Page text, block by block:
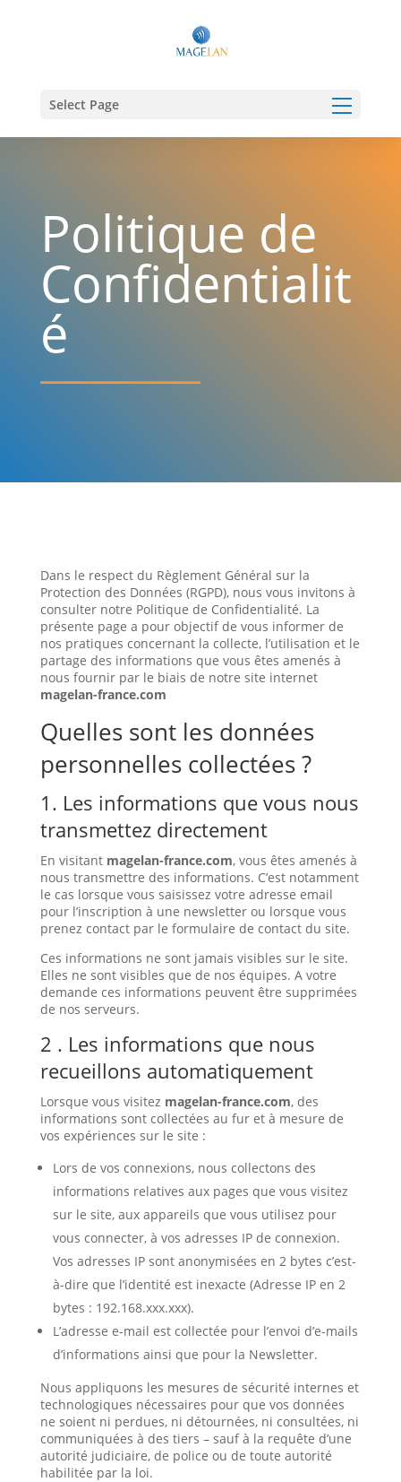
Select Page
Politique de
Confidentialit
é
Dans le respect du Règlement Général sur la
Protection des Données (RGPD), nous vous invitons à
consulter notre Politique de Confidentialité. La
présente page a pour objectif de vous informer de
nos pratiques concernant la collecte, l’utilisation et le
partage des informations que vous êtes amenés à
nous fournir par le biais de notre site internet
magelan-france.com
Quelles sont les données
personnelles collectées ?
1. Les informations que vous nous
transmettez directement
En visitant magelan-france.com, vous êtes amenés à
nous transmettre des informations. C’est notamment
le cas lorsque vous saisissez votre adresse email
pour l’inscription à une newsletter ou lorsque vous
prenez contact par le formulaire de contact du site.
Ces informations ne sont jamais visibles sur le site.
Elles ne sont visibles que de nos équipes. A votre
demande ces informations peuvent être supprimées
de nos serveurs.
2 . Les informations que nous
recueillons automatiquement
Lorsque vous visitez magelan-france.com, des
informations sont collectées au fur et à mesure de
vos expériences sur le site :
Lors de vos connexions, nous collectons des
informations relatives aux pages que vous visitez
sur le site, aux appareils que vous utilisez pour
vous connecter, à vos adresses IP de connexion.
Vos adresses IP sont anonymisées en 2 bytes c’est-
à-dire que l’identité est inexacte (Adresse IP en 2
bytes : 192.168.xxx.xxx).
L’adresse e-mail est collectée pour l’envoi d’e-mails
d’informations ainsi que pour la Newsletter.
Nous appliquons les mesures de sécurité internes et
technologiques nécessaires pour que vos données
ne soient ni perdues, ni détournées, ni consultées, ni
communiquées à des tiers – sauf à la requête d’une
autorité judiciaire, de police ou de toute autorité
habilitée par la loi.